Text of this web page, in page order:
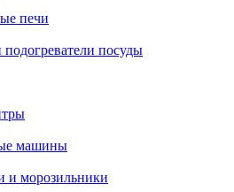
печи
посуды
машины
и морозильники